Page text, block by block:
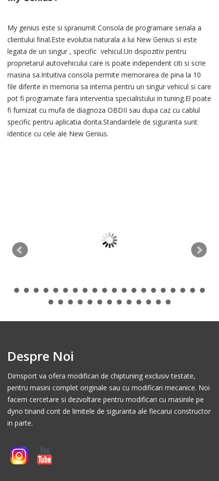
My genius este si spranumit Consola de programare seriala a
clientului final.Este evolutia naturala a lui New Genius si este
legata de un singur , specific vehicul.Un dispozitiv pentru
proprietarul autovehicului care is poate independent citi si scrie
masina sa.Intuitiva consola permite memorarea de pina la 10
file diferite in memoria sa interna pentru un singur vehicul si care
pot fi programate fara interventia specialistului in tuning.El poate
fi furnizat cu mufa de diagnoza OBDII sau dupa caz cu cablul
specific pentru aplicatia dorita.Standardele de siguranta sunt
identice cu cele ale New Genius.
Despre Noi
Dimsport va ofera modificari de chiptuning exclusiv testate,
pentru masini complet originale sau cu modificari mecanice. Noi
facem cercetare si dezvoltare pentru modificari cu masinile pe
dyno tinand cont de limitele de siguranta ale fiecarui constructor
in parte.